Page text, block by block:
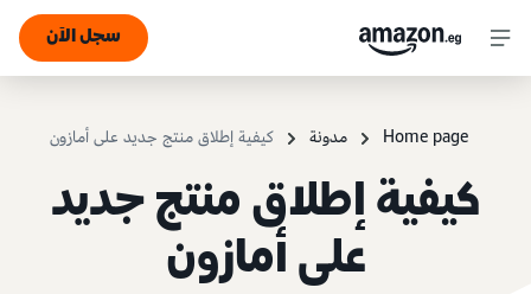
سجل الآن
Home page مدونة كيفية إطلاق منتج جديد على أمازون
كيفية إطلاق منتج جديد
على أمازون